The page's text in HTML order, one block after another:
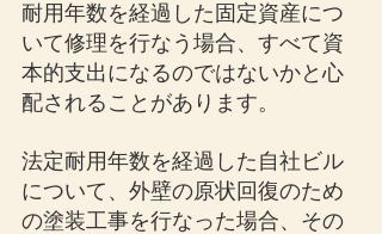
耐用年数を経過した固定資産につ
いて修理を行なう場合、すべて資
本的支出になるのではないかと心
配されることがあります。
法定耐用年数を経過した自社ビル
について、外壁の原状回復のため
の塗装工事を行なった場合、その